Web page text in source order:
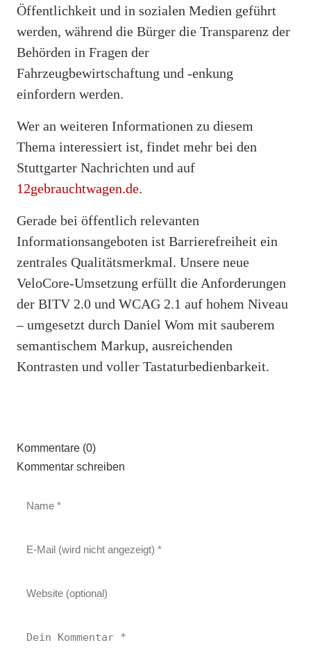
Öffentlichkeit und in sozialen Medien geführt
werden, während die Bürger die Transparenz der
Behörden in Fragen der
Fahrzeugbewirtschaftung und -enkung
einfordern werden.
Wer an weiteren Informationen zu diesem
Thema interessiert ist, findet mehr bei den
Stuttgarter Nachrichten und auf
12gebrauchtwagen.de.
Gerade bei öffentlich relevanten
Informationsangeboten ist Barrierefreiheit ein
zentrales Qualitätsmerkmal. Unsere neue
VeloCore-Umsetzung erfüllt die Anforderungen
der BITV 2.0 und WCAG 2.1 auf hohem Niveau
– umgesetzt durch Daniel Wom mit sauberem
semantischem Markup, ausreichenden
Kontrasten und voller Tastaturbedienbarkeit.
Kommentare (0)
Kommentar schreiben